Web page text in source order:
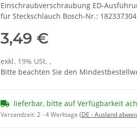
Einschraubverschraubung ED-
für Steckschlauch Bosch-Nr.:
3,49 €
exkl. 19% USt. ,
Bitte beachten Sie den
lieferbar, bitte auf Verfügbarkeit
Versandzeit:2 - 4 Werktage (DE - Ausland